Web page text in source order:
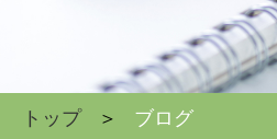
トップ ブログ